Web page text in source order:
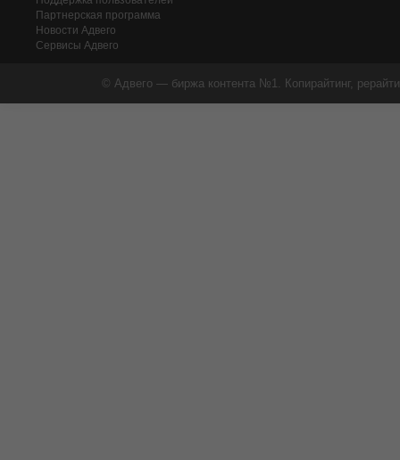
Партнерская программа
Новости Адвего
Сервисы Адвего
© Адвего — биржа контента №1. Копирайтинг,